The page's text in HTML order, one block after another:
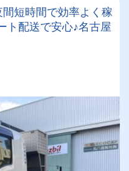
短時間で効率よく稼
ト配送で安心♪名古屋